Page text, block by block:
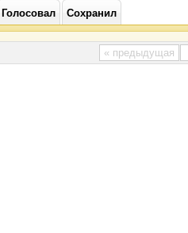
Голосовал Сохранил
« предыдущая